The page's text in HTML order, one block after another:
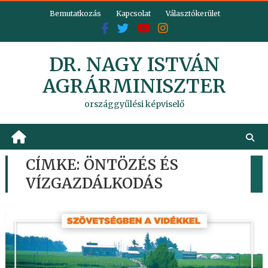
Bemutatkozás Kapcsolat Választókerület
DR. NAGY ISTVÁN
AGRÁRMINISZTER
országgyűlési képviselő
CÍMKE: ÖNTÖZÉS ÉS
VÍZGAZDÁLKODÁS